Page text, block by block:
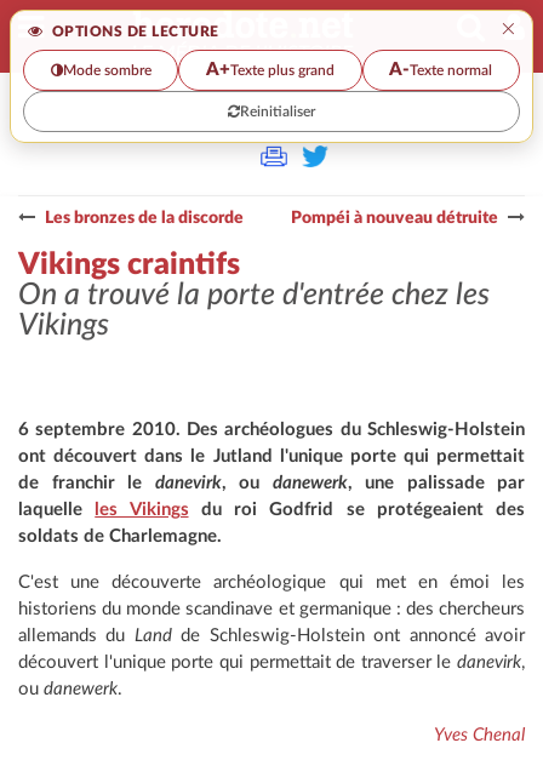
OPTIONS DE LECTURE ×
Mode sombre A+Texte plus grand A-Texte normal
Reinitialiser
>>
Les bronzes de la discorde Pompéi à nouveau détruite
Vikings craintifs
On a trouvé la porte d'entrée chez les
Vikings
6 septembre 2010. Des archéologues du Schleswig-Holstein
ont découvert dans le Jutland l'unique porte qui permettait
de franchir le danevirk, ou danewerk, une palissade par
laquelle
les Vikings du roi Godfrid se protégeaient des
soldats de Charlemagne.
C'est une découverte archéologique qui met en émoi les
historiens du monde scandinave et germanique : des chercheurs
allemands du Landde Schleswig-Holstein ont annoncé avoir
découvert l'unique porte qui permettait de traverser le danevirk,
ou danewerk.
Yves Chenal